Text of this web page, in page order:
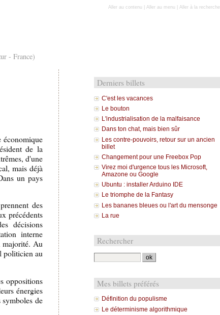
- France)
Aller au contenu Aller au menu Aller à la recherche
de la
d'une
mais déjà
un pays
des
précédents
décisions
interne
majorité. Au
politicien au
oppositions
énergies
de
Derniers billets
C'est les vacances
Le bouton
L'industrialisation de la malfaisance
Dans ton chat, mais bien sûr
Les contre-pouvoirs, retour sur un ancien
billet
Changement pour une Freebox Pop
Virez moi d'urgence tous les Microsoft,
Amazone ou Google
Ubuntu : installer Arduino IDE
Le triomphe de la Fantasy
Les bananes bleues ou l'art du mensonge
La rue
Rechercher
Mes billets préférés
Définition du populisme
Le déterminisme algorithmique